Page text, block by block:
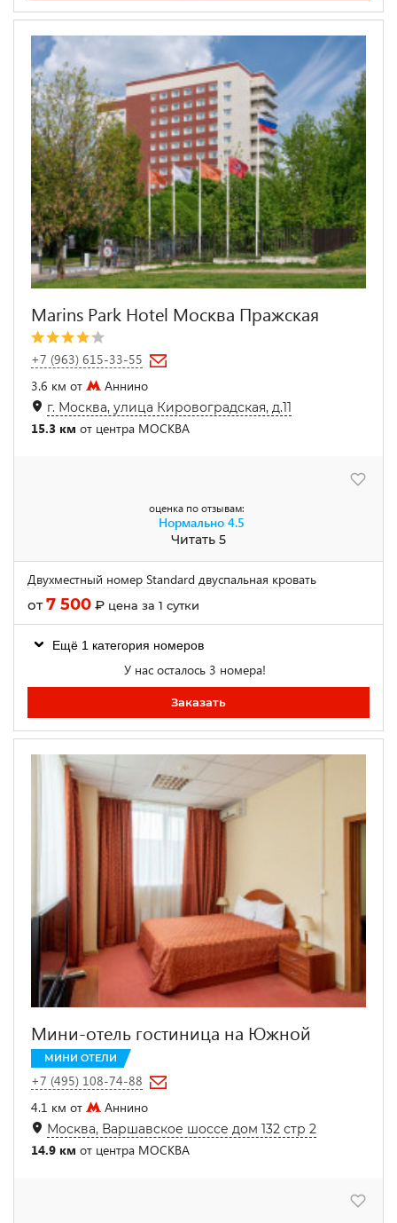
Marins Park Hotel Москва Пражская
+7 (963) 615-33-55
3.6 км от
Аннино
г. Москва, улица Кировоградская, д.11
15.3 км от центра МОСКВА
оценка по отзывам:
Нормально 4.5
Читать 5
Двухместный номер Standard двуспальная кровать
от7 500 ₽ цена за 1 сутки
Ещё 1 категория номеров
У нас осталось 3 номера!
Заказать
Мини-отель гостиница на Южной
МИНИ ОТЕЛИ
+7 (495) 108-74-88
4.1 км от
Аннино
Москва, Варшавское шоссе дом 132 стр 2
14.9 км от центра МОСКВА